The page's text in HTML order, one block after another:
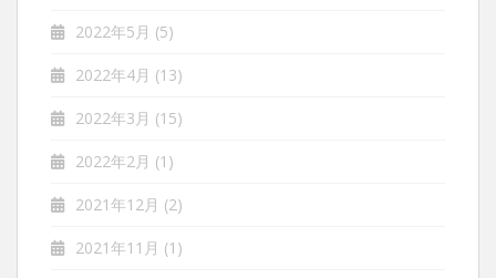
2022年5月 (5)
2022年4月 (13)
2022年3月 (15)
2022年2月 (1)
2021年12月 (2)
2021年11月 (1)